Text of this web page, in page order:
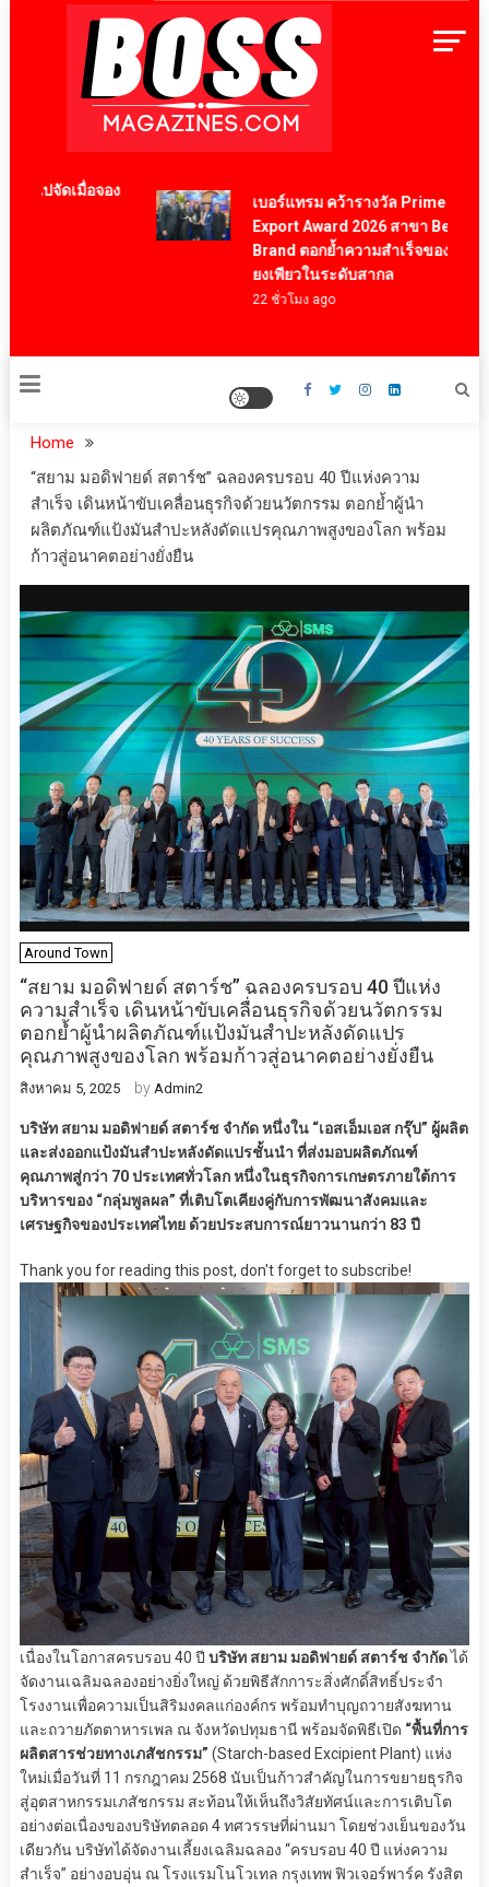
BossMagazinesThailand
ไปจัดเมื่อจอง
เบอร์แทรม คว้ารางวัล Prime
Export Award 2026 สาขา Best Thai
Brand ตอกย้ำความสำเร็จของแบรนด์เซี
ยงเพียวในระดับสากล
22 ชั่วโมง ago
Home
“สยาม มอดิฟายด์ สตาร์ช” ฉลองครบรอบ 40 ปีแห่งความ
สำเร็จ เดินหน้าขับเคลื่อนธุรกิจด้วยนวัตกรรม ตอกย้ำผู้นำ
ผลิตภัณฑ์แป้งมันสำปะหลังดัดแปรคุณภาพสูงของโลก พร้อม
ก้าวสู่อนาคตอย่างยั่งยืน
Around Town
“สยาม มอดิฟายด์ สตาร์ช” ฉลองครบรอบ 40 ปีแห่ง
ความสำเร็จ เดินหน้าขับเคลื่อนธุรกิจด้วยนวัตกรรม
ตอกย้ำผู้นำผลิตภัณฑ์แป้งมันสำปะหลังดัดแปร
คุณภาพสูงของโลก พร้อมก้าวสู่อนาคตอย่างยั่งยืน
สิงหาคม 5, 2025 by Admin2
บริษัท สยาม มอดิฟายด์ สตาร์ช จำกัด หนึ่งใน “เอสเอ็มเอส กรุ๊ป” ผู้ผลิต
และส่งออกแป้งมันสำปะหลังดัดแปรชั้นนำ ที่ส่งมอบผลิตภัณฑ์
คุณภาพสู่กว่า 70 ประเทศทั่วโลก หนึ่งในธุรกิจการเกษตรภายใต้การ
บริหารของ “กลุ่มพูลผล” ที่เติบโตเคียงคู่กับการพัฒนาสังคมและ
เศรษฐกิจของประเทศไทย ด้วยประสบการณ์ยาวนานกว่า 83 ปี
Thank you for reading this post, don't forget to subscribe!
เนื่องในโอกาสครบรอบ 40 ปี บริษัท สยาม มอดิฟายด์ สตาร์ช จำกัดได้
จัดงานเฉลิมฉลองอย่างยิ่งใหญ่ ด้วยพิธีสักการะสิ่งศักดิ์สิทธิ์ประจำ
โรงงานเพื่อความเป็นสิริมงคลแก่องค์กร พร้อมทำบุญถวายสังฆทาน
และถวายภัตตาหารเพล ณ จังหวัดปทุมธานี พร้อมจัดพิธีเปิด “พื้นที่การ
ผลิตสารช่วยทางเภสัชกรรม” (Starch-based Excipient Plant) แห่ง
ใหม่เมื่อวันที่ 11 กรกฎาคม 2568 นับเป็นก้าวสำคัญในการขยายธุรกิจ
สู่อุตสาหกรรมเภสัชกรรม สะท้อนให้เห็นถึงวิสัยทัศน์และการเติบโต
อย่างต่อเนื่องของบริษัทตลอด 4 ทศวรรษที่ผ่านมา โดยช่วงเย็นของวัน
เดียวกัน บริษัทได้จัดงานเลี้ยงเฉลิมฉลอง “ครบรอบ 40 ปี แห่งความ
สำเร็จ” อย่างอบอุ่น ณ โรงแรมโนโวเทล กรุงเทพ ฟิวเจอร์พาร์ค รังสิต